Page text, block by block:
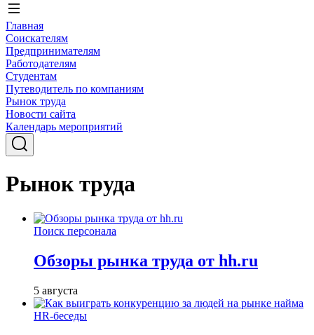
Главная
Соискателям
Предпринимателям
Работодателям
Студентам
Путеводитель по компаниям
Рынок труда
Новости сайта
Календарь мероприятий
Рынок труда
Поиск персонала
Обзоры рынка труда от hh.ru
5 августа
HR-беседы